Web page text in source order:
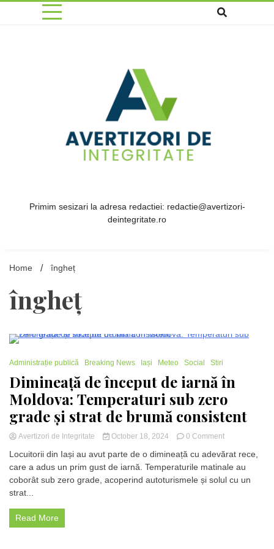
Primim sesizari la adresa redactiei: redactie@avertizori-
deintegritate.ro
Home îngheț
îngheț
Administrație publică
Breaking News Iași Meteo Social Stiri
Dimineață de început de iarnă în
Moldova: Temperaturi sub zero
grade și strat de brumă consistent
Avertizori de Integritate October 18, 2024 0 Commenton
de
început
de
Locuitorii din Iași au avut parte de o dimineață cu adevărat rece,
care a adus un prim gust de iarnă. Temperaturile matinale au
coborât sub zero grade, acoperind autoturismele și solul cu un
strat...
Read More